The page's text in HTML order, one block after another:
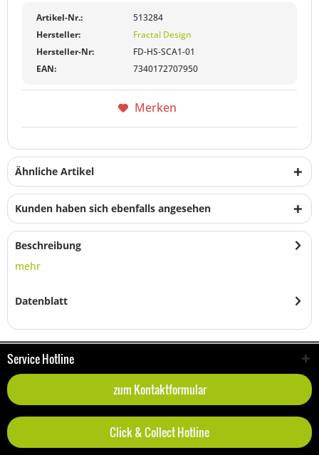
Artikel-Nr.:
513284
Hersteller:
Fractal Design
Hersteller-Nr:
FD-HS-SCA1-01
EAN:
7340172707950
Merken
Ähnliche Artikel
Kunden haben sich ebenfalls angesehen
Beschreibung
mehr
Datenblatt
Service Hotline
zum Kontaktformular
Click & Collect Hotline